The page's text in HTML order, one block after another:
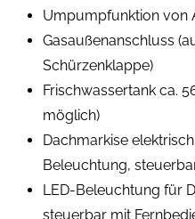
Umpumpfunktion von
Gasaußenanschluss
Schürzenklappe)
Frischwassertank ca.
möglich)
Dachmarkise
Beleuchtung,
LED-Beleuchtung für
steuerbar mit